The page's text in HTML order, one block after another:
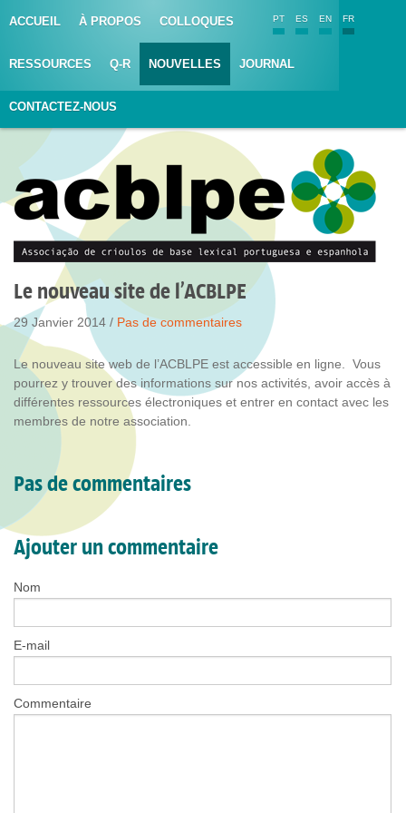
ACCUEIL À PROPOS COLLOQUES
RESSOURCES Q-R NOUVELLES JOURNAL
CONTACTEZ-NOUS
PT ES EN FR
Le nouveau site de l’ACBLPE
29 Janvier 2014 / Pas de commentaires
Le nouveau site web de l’ACBLPE est accessible en ligne. Vous
pourrez y trouver des informations sur nos activités, avoir accès à
différentes ressources électroniques et entrer en contact avec les
membres de notre association.
Pas de commentaires
Ajouter un commentaire
Nom
E-mail
Commentaire